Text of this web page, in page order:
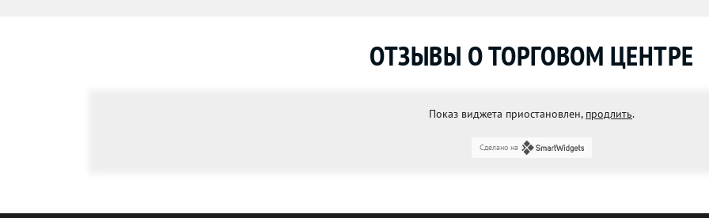
ОТЗЫВЫ О ТОРГОВОМ ЦЕНТРЕ
Показ виджета приостановлен, продлить.
Сделано на